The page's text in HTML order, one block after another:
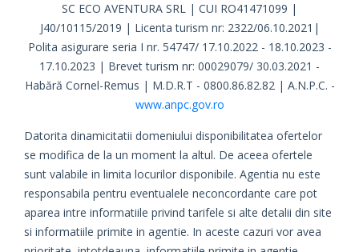
SC ECO AVENTURA SRL | CUI RO41471099 |
J40/10115/2019 | Licenta turism nr: 2322/06.10.2021|
Polita asigurare seria I nr. 54747/ 17.10.2022 - 18.10.2023 -
17.10.2023 | Brevet turism nr: 00029079/ 30.03.2021 -
Habără Cornel-Remus | M.D.R.T - 0800.86.82.82 | A.N.P.C. -
www.anpc.gov.ro
Datorita dinamicitatii domeniului disponibilitatea ofertelor
se modifica de la un moment la altul. De aceea ofertele
sunt valabile in limita locurilor disponibile. Agentia nu este
responsabila pentru eventualele neconcordante care pot
aparea intre informatiile privind tarifele si alte detalii din site
si informatiile primite in agentie. In aceste cazuri vor avea